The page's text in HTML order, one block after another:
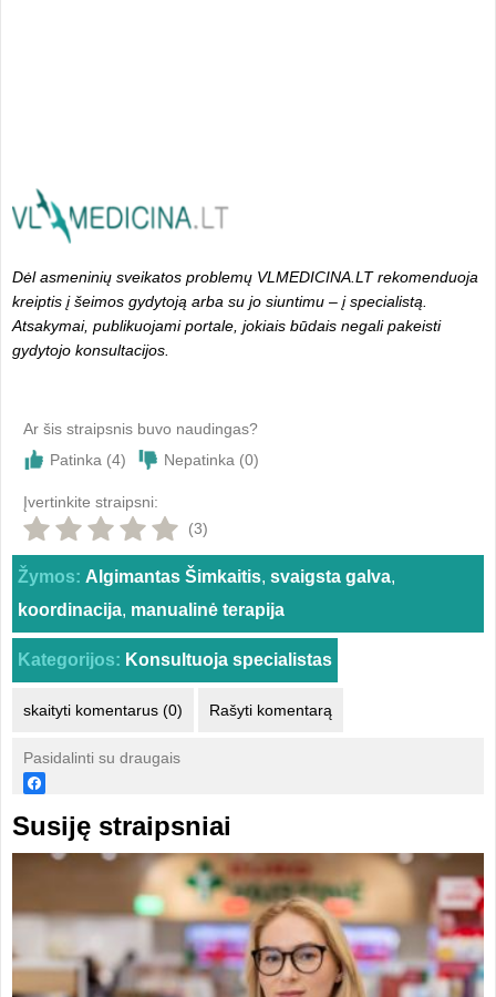
Dėl asmeninių sveikatos problemų VLMEDICINA.LT rekomenduoja
kreiptis į šeimos gydytoją arba su jo siuntimu – į specialistą.
Atsakymai, publikuojami portale, jokiais būdais negali pakeisti
gydytojo konsultacijos.
Ar šis straipsnis buvo naudingas?
Patinka (4) Nepatinka (0)
Įvertinkite straipsni:
(3)
Žymos: Algimantas Šimkaitis, svaigsta galva,
koordinacija, manualinė terapija
Kategorijos: Konsultuoja specialistas
skaityti komentarus (0) Rašyti komentarą
Pasidalinti su draugais
Susiję straipsniai